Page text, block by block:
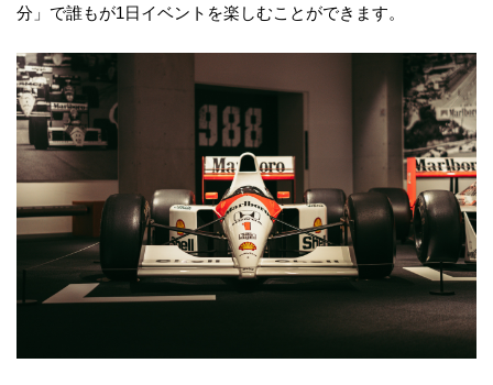
分」で誰もが1日イベントを楽しむことができます。